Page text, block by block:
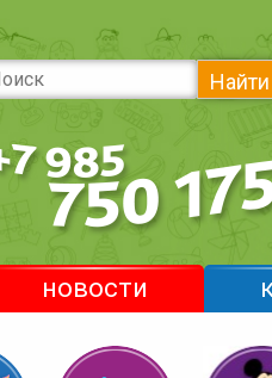
Найти
новости